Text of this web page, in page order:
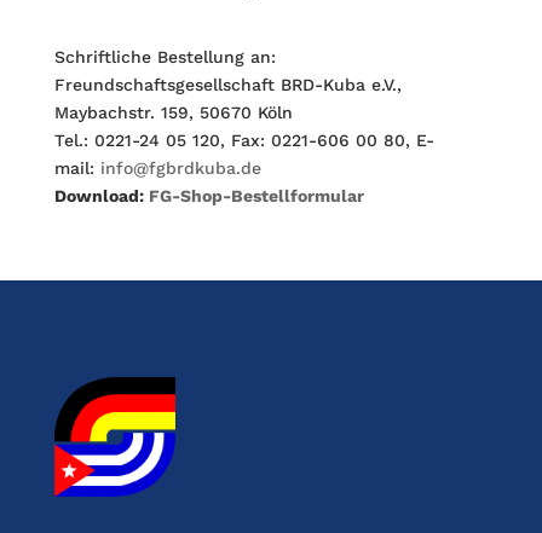
Schriftliche Bestellung an:
Freundschaftsgesellschaft BRD-Kuba e.V.,
Maybachstr. 159, 50670 Köln
Tel.: 0221-24 05 120, Fax: 0221-606 00 80, E-
mail: info@fgbrdkuba.de
Download: FG-Shop-Bestellformular